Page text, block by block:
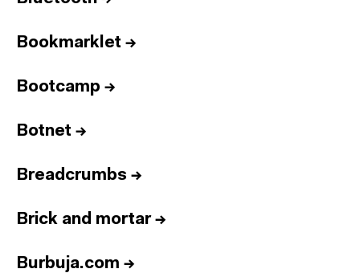
Bookmarklet →
Bootcamp →
Botnet →
Breadcrumbs →
Brick and mortar→
Burbuja.com →